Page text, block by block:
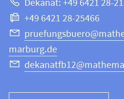
Informatik
Dekanat: +49 6421 28-
+49 6421 28-25466
marburg.de